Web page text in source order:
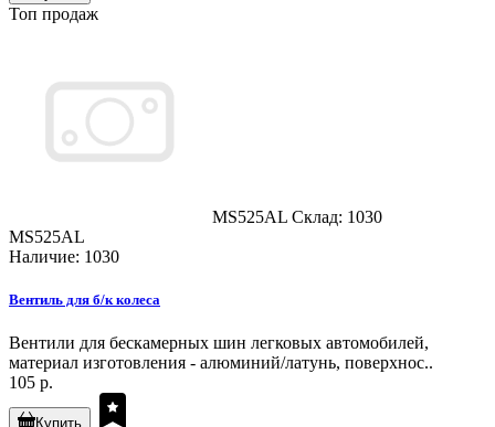
Топ продаж
MS525AL Склад: 1030
MS525AL
Наличие: 1030
Вентиль для б/к колеса
Вентили для бескамерных шин легковых автомобилей,
материал изготовления - алюминий/латунь, поверхнос..
105 р.
Купить